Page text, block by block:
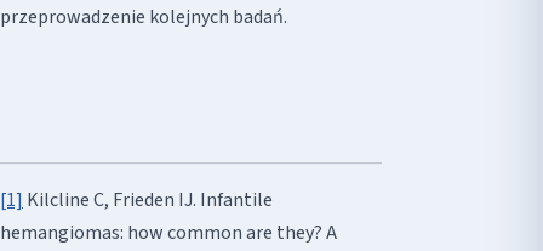
przeprowadzenie kolejnych badań.
[1] Kilcline C, Frieden IJ. Infantile
hemangiomas: how common are they? A